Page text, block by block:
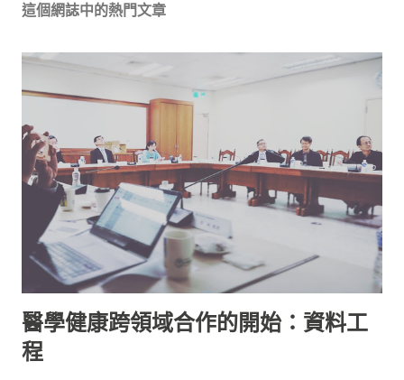
這個網誌中的熱門文章
醫學健康跨領域合作的開始：資料工
程